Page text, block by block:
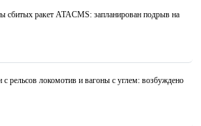
сбитых ракет ATACMS: запланирован подрыв на
рельсов локомотив и вагоны с углем: возбуждено